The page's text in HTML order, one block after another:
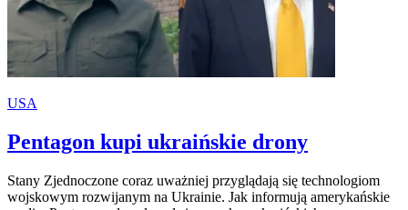
USA
Pentagon kupi ukraińskie drony
Stany Zjednoczone coraz uważniej przyglądają się technologiom
wojskowym rozwijanym na Ukrainie. Jak informują amerykańskie